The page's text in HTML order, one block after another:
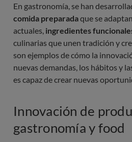
En gastronomía, se han
comida preparadaque se
actuales, ingredientes
culinarias que unen tradición y
son ejemplos de cómo la
nuevas demandas, los hábitos y
es capaz de crear nuevas
Innovación de
gastronomía y food